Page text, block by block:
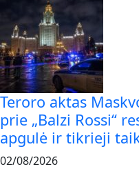
Teroro aktas
prie „Balzi Rossi“
apgulė ir tikrieji
02/08/2026